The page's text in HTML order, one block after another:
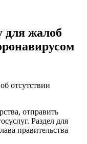
для жалоб
отсутствии
отправить
Раздел для
правительства